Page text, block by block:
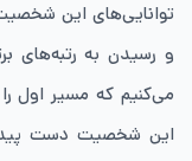
توانایی‌های این
و رسیدن به رتبه‌های
این شخصیت دست پیدا